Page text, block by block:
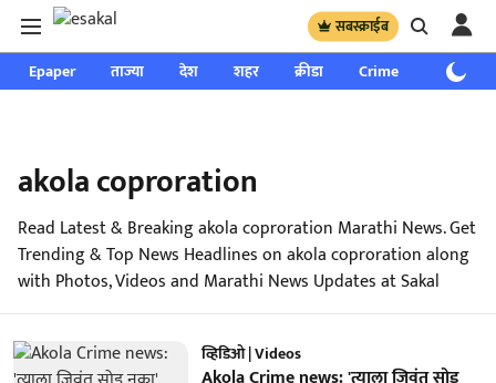
सबस्क्राईब
Epaper ताज्या देश शहर क्रीडा Crime साप्ताहिक
akola coproration
Read Latest & Breaking akola coproration Marathi News. Get
Trending & Top News Headlines on akola coproration along
with Photos, Videos and Marathi News Updates at Sakal
व्हिडिओ | Videos